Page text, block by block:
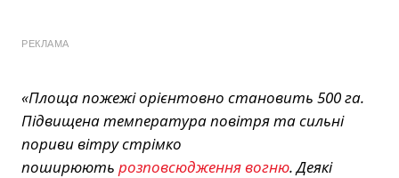
РЕКЛАМА
«Площа пожежі орієнтовно становить 500 га.
Підвищена температура повітря та сильні
пориви вітру стрімко
поширюють розповсюдження вогню. Деякі